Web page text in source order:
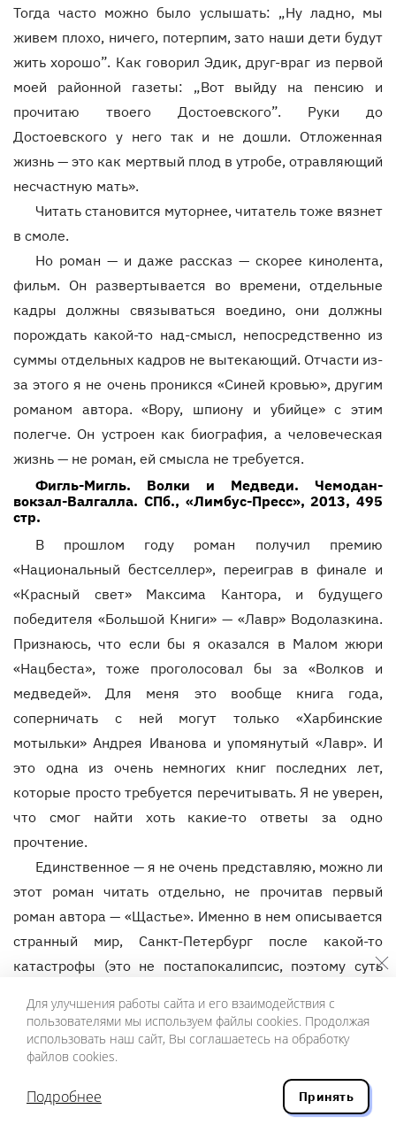
Тогда часто можно было услышать: „Ну ладно, мы
живем плохо, ничего, потерпим, зато наши дети будут
жить хорошо”. Как говорил Эдик, друг-враг из первой
моей районной газеты: „Вот выйду на пенсию и
прочитаю твоего Достоевского”. Руки до
Достоевского у него так и не дошли. Отложенная
жизнь — это как мертвый плод в утробе, отравляющий
несчастную мать».
Читать становится муторнее, читатель тоже вязнет
в смоле.
Но роман — и даже рассказ — скорее кинолента,
фильм. Он развертывается во времени, отдельные
кадры должны связываться воедино, они должны
порождать какой-то над-смысл, непосредственно из
суммы отдельных кадров не вытекающий. Отчасти из-
за этого я не очень проникся «Синей кровью», другим
романом автора. «Вору, шпиону и убийце» с этим
полегче. Он устроен как биография, а человеческая
жизнь — не роман, ей смысла не требуется.
Фигль-Мигль. Волки и Медведи. Чемодан-
вокзал-Валгалла. СПб., «Лимбус-Пресс», 2013, 495
стр.
В прошлом году роман получил премию
«Национальный бестселлер», переиграв в финале и
«Красный свет» Максима Кантора, и будущего
победителя «Большой Книги» — «Лавр» Водолазкина.
Признаюсь, что если бы я оказался в Малом жюри
«Нацбеста», тоже проголосовал бы за «Волков и
медведей». Для меня это вообще книга года,
соперничать с ней могут только «Харбинские
мотыльки» Андрея Иванова и упомянутый «Лавр». И
это одна из очень немногих книг последних лет,
которые просто требуется перечитывать. Я не уверен,
что смог найти хоть какие-то ответы за одно
прочтение.
Единственное — я не очень представляю, можно ли
этот роман читать отдельно, не прочитав первый
роман автора — «Щастье». Именно в нем описывается
странный мир, Санкт-Петербург после какой-то
катастрофы (это не постапокалипсис, поэтому суть
не только изолировала город от остального мира, но и
разделила районы города на разные государства, я
бы даже сказал, на разные миры, каждый со своей
философией жизни. В современной развлекательной
литературе это называется «сеттингом». Понимание
Для улучшения работы сайта и его взаимодействия с
пользователями мы используем файлы cookies. Продолжая
использовать наш сайт, Вы соглашаетесь на обработку
файлов cookies.
Подробнее Принять